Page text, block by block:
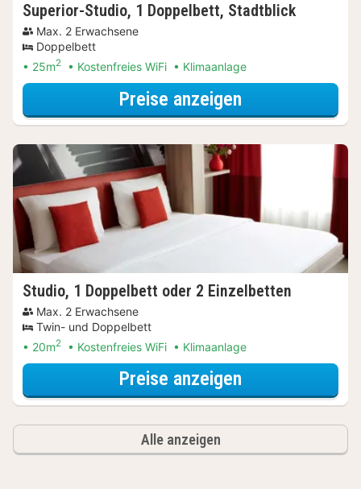
Superior-Studio, 1 Doppelbett, Stadtblick
Max. 2 Erwachsene
Doppelbett
25m2 Kostenfreies WiFi Klimaanlage
Preise anzeigen
Studio, 1 Doppelbett oder 2 Einzelbetten
Max. 2 Erwachsene
Twin- und Doppelbett
20m2 Kostenfreies WiFi Klimaanlage
Preise anzeigen
Alle anzeigen